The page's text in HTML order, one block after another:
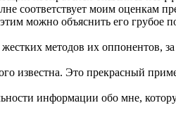
соответствует моим оценкам
можно объяснить его грубое
методов их оппонентов,
известна. Это прекрасный
информации обо мне,